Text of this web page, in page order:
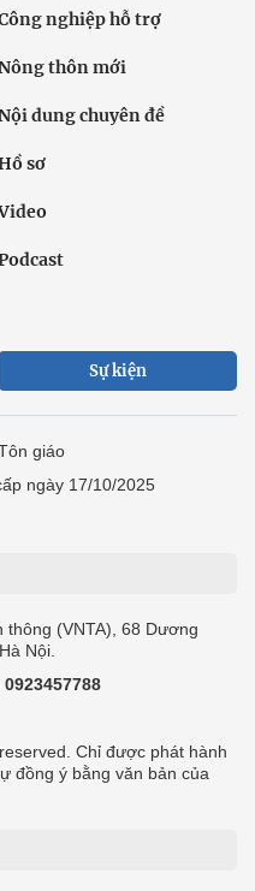
nghiệp hỗ trợ
thôn mới
dung chuyên đề
sơ
Sự kiện
giáo
ngày 17/10/2025
thông (VNTA), 68 Dương
Nội.
0923457788
Chỉ được phát hành
đồng ý bằng văn bản của